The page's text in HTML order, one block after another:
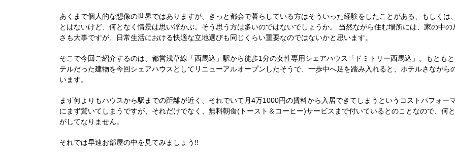
あくまで個人的な想像の世界ではありますが、きっと都会で暮らしている方はそういった経験をしたことがある、もしくは
とはないけど、何となく情景は思い浮かぶ。そう思う方は多いのではないでしょうか。 当然ながら住む場所には、家の中の
さも大事ですが、日常生活における快適な立地選びも同じくらい重要なのではないかと思います。
そこで今回ご紹介するのは、都営浅草線「西馬込」駅から徒歩1分の女性専用シェアハウス「ドミトリー西馬込」。もとも
テルだった建物を今回シェアハウスとしてリニューアルオープンしたそうで、一歩中へ足を踏み入れると、ホテルさながら
います。
まず何よりもハウスから駅までの距離が近く、それでいて月4万1000円の賃料から入居できてしまうというコストパフォー
にまず驚いてしまうですが、それだけでなく、無料朝食(トースト＆コーヒー)サービスまで付いているとのことなので、何
がしてなりません。
それでは早速お部屋の中を見てみましょう!!